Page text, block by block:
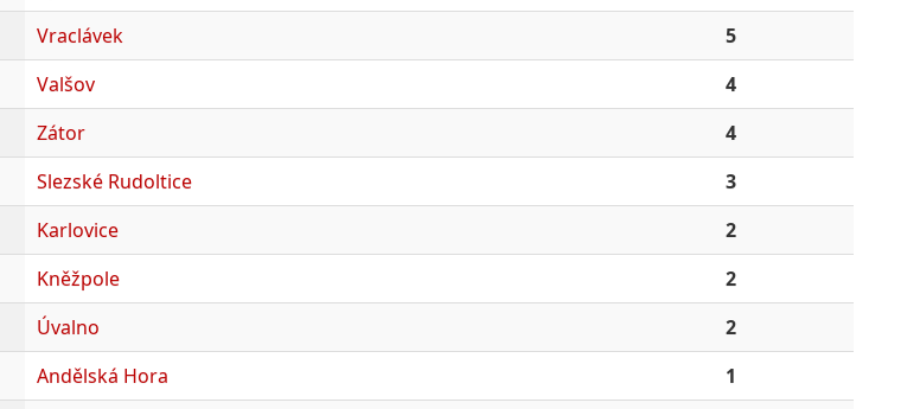
Vraclávek
5
Valšov
4
Zátor
4
Slezské Rudoltice
3
Karlovice
2
Kněžpole
2
Úvalno
2
Andělská Hora
1